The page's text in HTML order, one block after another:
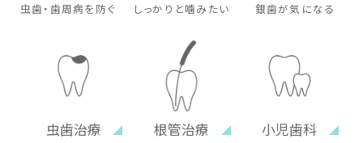
虫歯・歯周病を防ぐ しっかりと噛みたい 銀歯が気になる
虫歯治療 根管治療 小児歯科